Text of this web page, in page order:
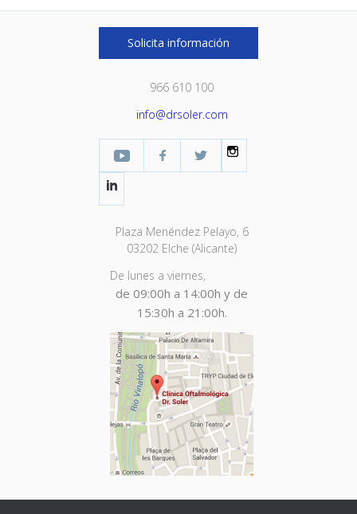
Solicita información
966 610 100
info@drsoler.com
YouTubeFacebook Profesional
Twitter
Plaza Menéndez Pelayo, 6
03202 Elche (Alicante)
De lunes a viernes,
de 09:00h a 14:00h y de
15:30h a 21:00h.